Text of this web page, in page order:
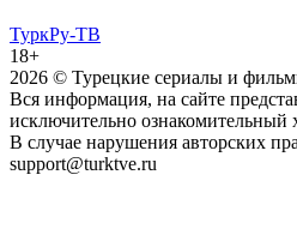
ТуркРу-ТВ
18+
2026 © Турецкие сериалы и
Вся информация, на сайте
исключительно ознакомительный
В случае нарушения авторских
support@turktve.ru